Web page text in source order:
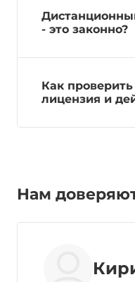
- это законно?
Как
лицензия и
Нам